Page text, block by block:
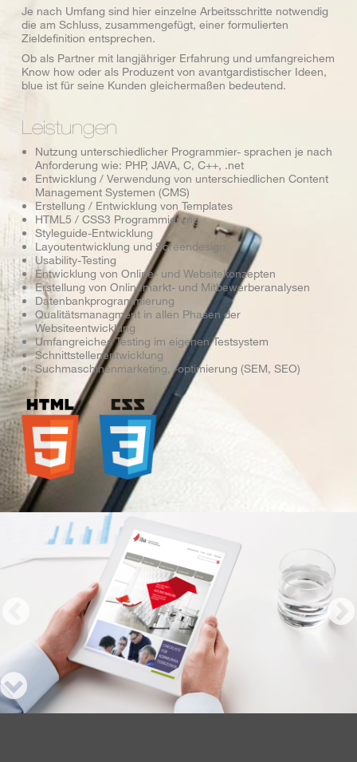
Je nach Umfang sind hier einzelne Arbeitsschritte notwendig
die am Schluss, zusammengefügt, einer formulierten
Zieldefinition entsprechen.
Ob als Partner mit langjähriger Erfahrung und umfangreichem
Know how oder als Produzent von avantgardistischer Ideen,
blue ist für seine Kunden gleichermaßen bedeutend.
Leistungen
Nutzung unterschiedlicher Programmier- sprachen je nach
Anforderung wie: PHP, JAVA, C, C++, .net
Entwicklung / Verwendung von unterschiedlichen Content
Management Systemen (CMS)
Erstellung / Entwicklung von Templates
HTML5 / CSS3 Programmierung
Styleguide-Entwicklung
Layoutentwicklung und Screendesign
Usability-Testing
Entwicklung von Online- und Websitekonzepten
Erstellung von Onlinemarkt- und Mitbewerberanalysen
Datenbankprogrammierung
Qualitätsmanagment in allen Phasen der
Websiteentwicklung
Umfangreiches Testing im eigenen Testsystem
Schnittstellenentwicklung
Suchmaschinenmarketing, -optimierung (SEM, SEO)